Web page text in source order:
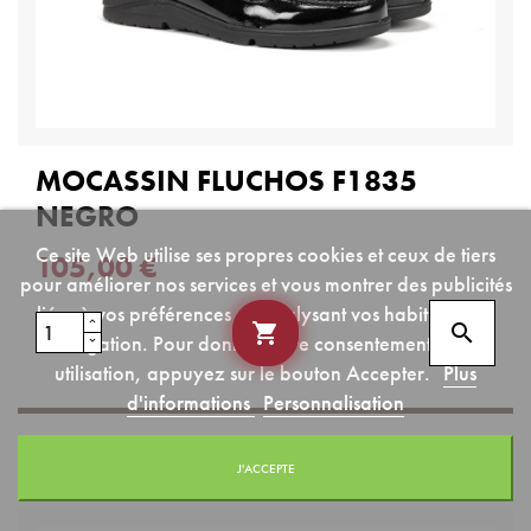
MOCASSIN FLUCHOS F1835
NEGRO
105,00 €
 
Ce site Web utilise ses propres cookies et ceux de tiers
pour améliorer nos services et vous montrer des publicités
liées à vos préférences en analysant vos habitudes de
navigation. Pour donner votre consentement à son
utilisation, appuyez sur le bouton Accepter. Plus
d'informations Personnalisation
J'ACCEPTE